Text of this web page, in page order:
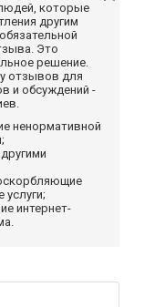
которые
другим
Это
решение.
отзывов для
и обсуждений -
ненормативной
услуги;
интернет-